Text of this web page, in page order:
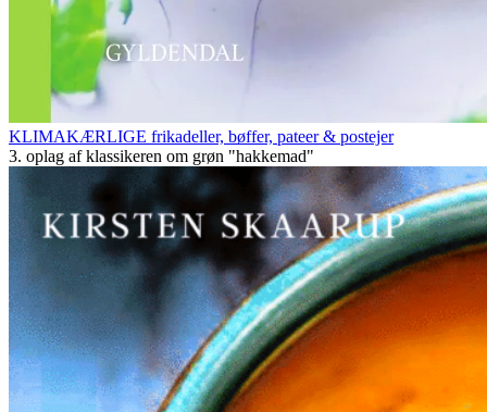
KLIMAKÆRLIGE frikadeller, bøffer, pateer & postejer
3. oplag af klassikeren om grøn "hakkemad"